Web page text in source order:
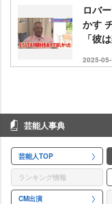
ロバ
かす
「彼
2025-
芸能人事典
芸能人TOP
ランキング情報
CM出演